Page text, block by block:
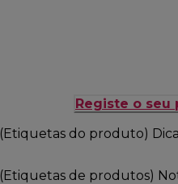
Registe o seu
(Etiquetas do produto)
(Etiquetas de produtos)